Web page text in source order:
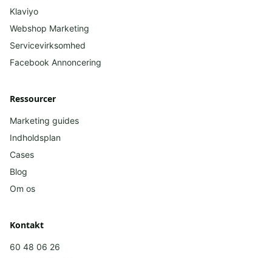
Klaviyo
Webshop Marketing
Servicevirksomhed
Facebook Annoncering
Ressourcer
Marketing guides
Indholdsplan
Cases
Blog
Om os
Kontakt
60 48 06 26